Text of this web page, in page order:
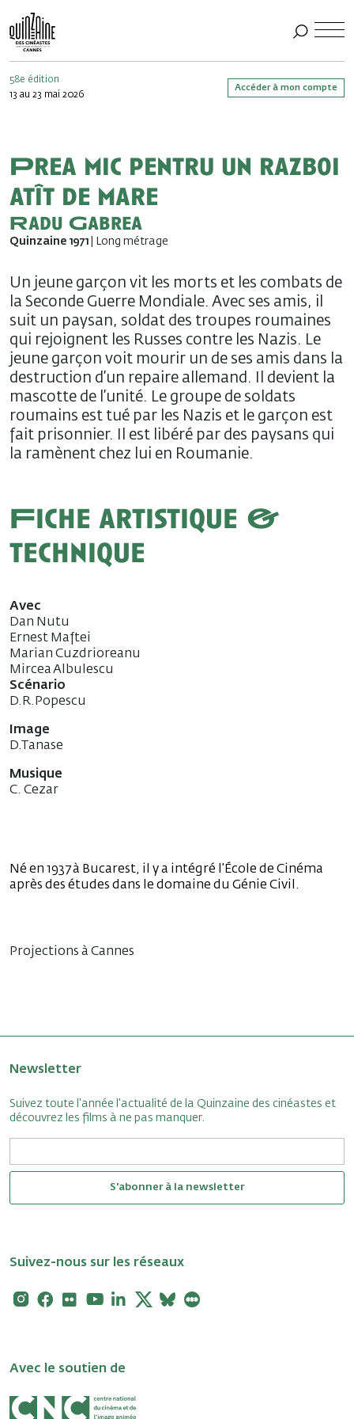
58e édition
13 au 23 mai 2026
Accéder à mon compte
Prea mic pentru un razboi
atît de mare
Radu Gabrea
Quinzaine 1971 | Long métrage
Un jeune garçon vit les morts et les combats de
la Seconde Guerre Mondiale. Avec ses amis, il
suit un paysan, soldat des troupes roumaines
qui rejoignent les Russes contre les Nazis. Le
jeune garçon voit mourir un de ses amis dans la
destruction d’un repaire allemand. Il devient la
mascotte de l’unité. Le groupe de soldats
roumains est tué par les Nazis et le garçon est
fait prisonnier. Il est libéré par des paysans qui
la ramènent chez lui en Roumanie.
Fiche artistique &
technique
Avec
Dan Nutu
Ernest Maftei
Marian Cuzdrioreanu
Mircea Albulescu
Scénario
D.R.Popescu
Image
D.Tanase
Musique
C. Cezar
Né en 1937 à Bucarest, il y a intégré l’École de Cinéma
après des études dans le domaine du Génie Civil.
Projections à Cannes
Newsletter
Suivez toute l'année l'actualité de la Quinzaine des cinéastes et
découvrez les films à ne pas manquer.
S'abonner à la newsletter
Suivez-nous sur les réseaux
Instagram
Facebook
FlickrYoutubeLinkedin
X Bluesky
Avec le soutien de